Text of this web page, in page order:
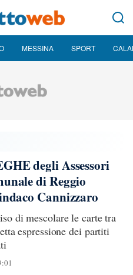
MESSINA SPORT
degli Assessori
di Reggio
Cannizzaro
di mescolare le carte tra
espressione dei partiti